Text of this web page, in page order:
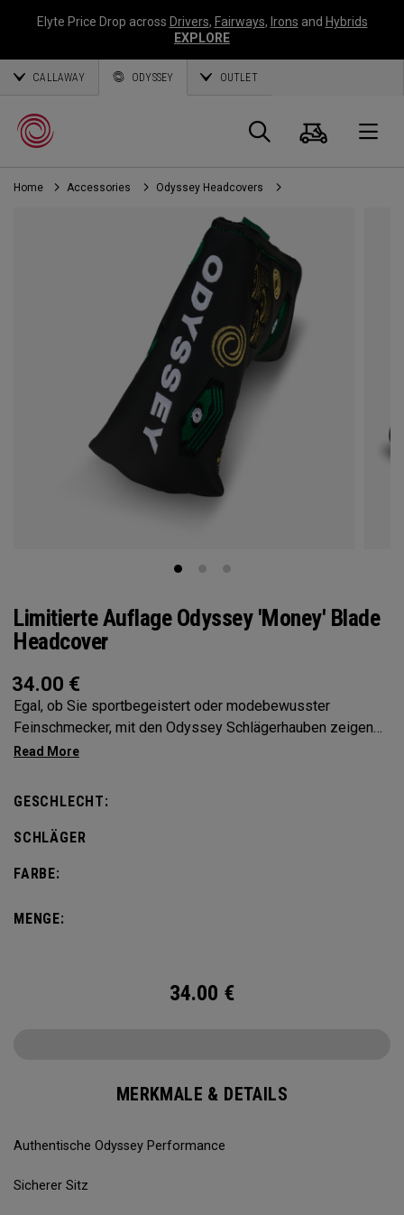
Elyte Price Drop across Drivers, Fairways, Irons and Hybrids
EXPLORE
CALLAWAY ODYSSEY OUTLET
Suche
Home Accessories Odyssey Headcovers
Limitierte Auflage Odyssey 'Money' Blade
Headcover
34.00 €
Egal, ob Sie sportbegeistert oder modebewusster
Feinschmecker, mit den Odyssey Schlägerhauben zeigen
Sie Ihre Persönlichkeit
GESCHLECHT:
SCHLÄGER
FARBE:
MENGE:
34.00 €
MERKMALE & DETAILS
Authentische Odyssey Performance
Sicherer Sitz